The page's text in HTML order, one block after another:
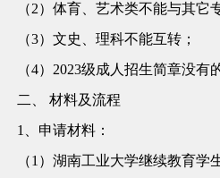
（2）体育、艺术类不能与其它
（3）文史、理科不能互转；
（4）2023级成人招生简章没有
二、 材料及流程
1、申请材料：
（1）湖南工业大学继续教育学